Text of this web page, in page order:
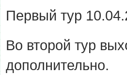
Первый тур
Во второй тур
дополнительно.